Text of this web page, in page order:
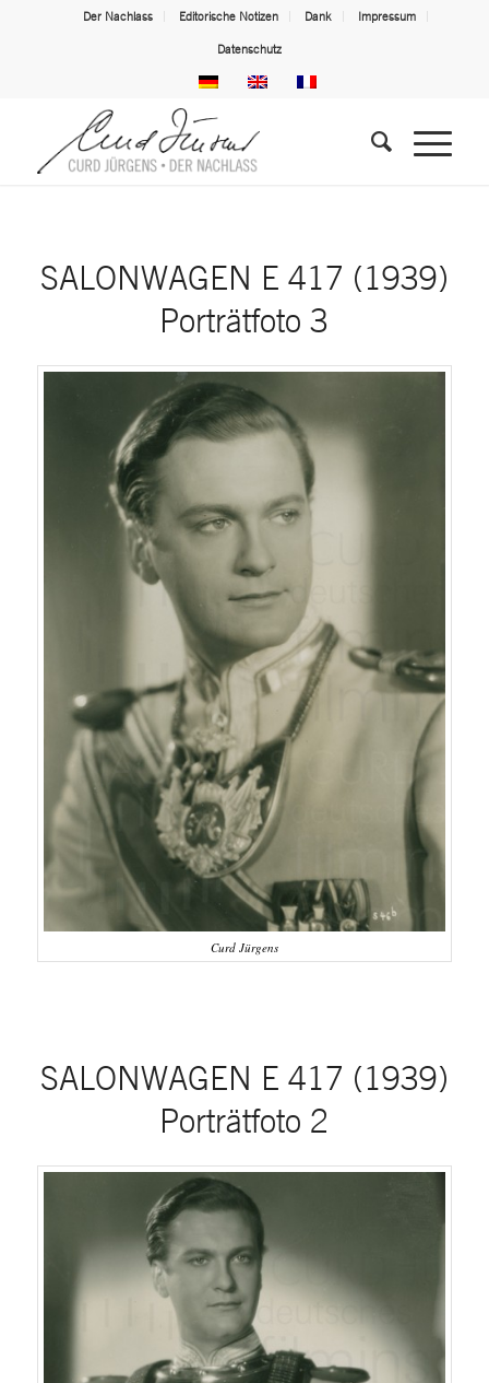
Der Nachlass Editorische Notizen Dank Impressum
Datenschutz
SALONWAGEN E 417 (1939)
Porträtfoto 3
Curd Jürgens
SALONWAGEN E 417 (1939)
Porträtfoto 2